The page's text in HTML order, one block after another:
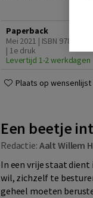
Paperback
Mei 2021 | ISBN
| 1e druk
Levertijd 1-2 werkdagen
Plaats op wensenlijst
Een beetje
Redactie: Aalt Willem
In een vrije staat dient
wil, zichzelf te
geheel moeten